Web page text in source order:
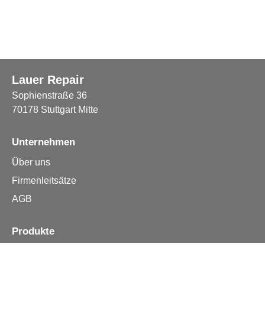
Lauer Repair
Sophienstraße 36
70178 Stuttgart Mitte
Unternehmen
Über uns
Firmenleitsätze
AGB
Produkte